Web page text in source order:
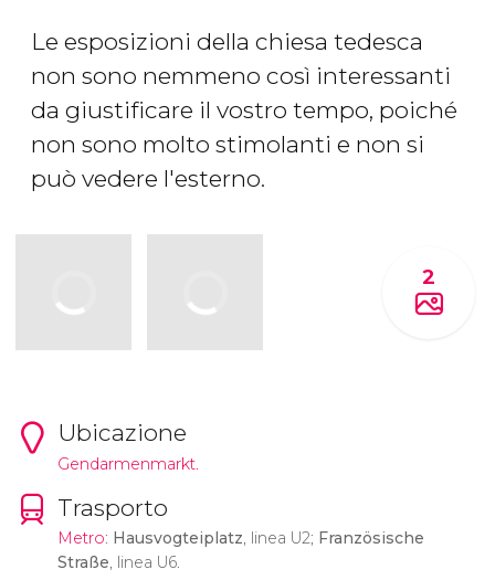
Le esposizioni della chiesa tedesca
non sono nemmeno così interessanti
da giustificare il vostro tempo, poiché
non sono molto stimolanti e non si
può vedere l'esterno.
2
Ubicazione
Gendarmenmarkt.
Trasporto
Metro: Hausvogteiplatz, linea U2; Französische
Straße, linea U6.